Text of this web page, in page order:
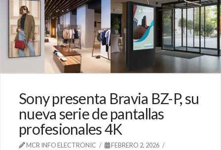
Sony presenta Bravia BZ-P, su
nueva serie de pantallas
profesionales 4K
MCR INFO ELECTRONIC
FEBRERO 2, 2026